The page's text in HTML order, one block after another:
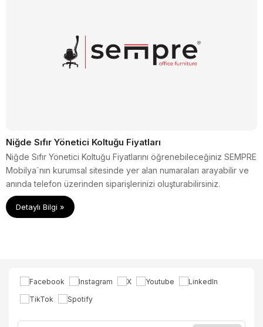
Niğde Sıfır Yönetici Koltuğu Fiyatları
Niğde Sıfır Yönetici Koltuğu Fiyatlarını öğrenebileceğiniz SEMPRE
Mobilya´nın kurumsal sitesinde yer alan numaraları arayabilir ve
anında telefon üzerinden siparişlerinizi oluşturabilirsiniz.
Detaylı Bilgi »